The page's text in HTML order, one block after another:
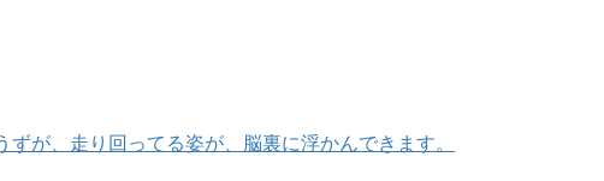
が、走り回ってる姿が、脳裏に浮かんできます。